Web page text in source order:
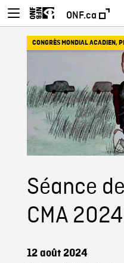
ONF.ca
CONGRÈS MONDIAL ACADIEN,
Séance
CMA 2024
12 août 2024